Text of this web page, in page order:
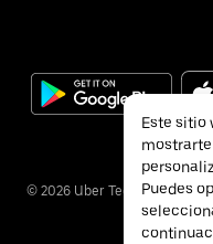
© 2026 Uber Technologies Inc.
Este sitio
Puedes